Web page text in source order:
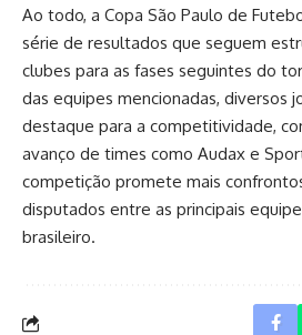
Ao todo, a Copa São Paulo de
série de resultados que seguem
clubes para as fases seguintes do
das equipes mencionadas, diversos
destaque para a competitividade,
avanço de times como Audax e
competição promete mais
disputados entre as principais
brasileiro.